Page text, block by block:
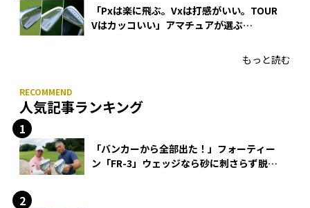
「Pxは楽に飛ぶ。Vxは打感がいい。TOUR
Vはカッコいい」アマチュアが選ぶ
もっと読む
人気記事ランキング
「バンカーから全部出た！」フォーティー
ン「FR-3」ウェッジなら砂に刺さらず脱出